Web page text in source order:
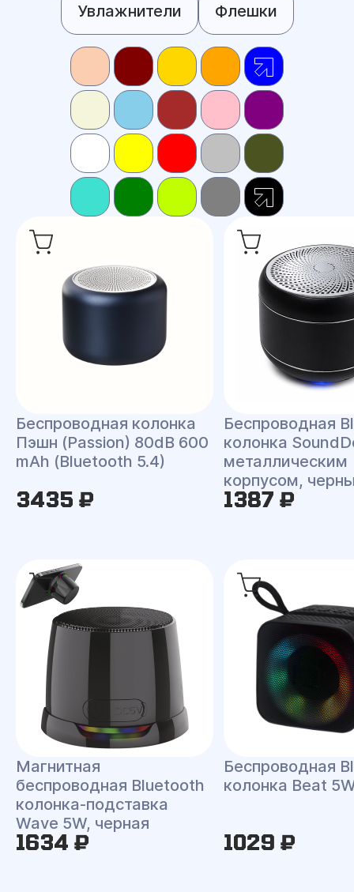
Увлажнители Флешки
Беспроводная колонка
Пэшн (Passion) 80dB 600
mAh (Bluetooth 5.4)
3435 ₽
Беспроводная
колонка
металлическим
корпусом,
1387 ₽
Магнитная
беспроводная Bluetooth
колонка-подставка
Wave 5W, черная
1634 ₽
Беспроводная
колонка Beat
1029 ₽